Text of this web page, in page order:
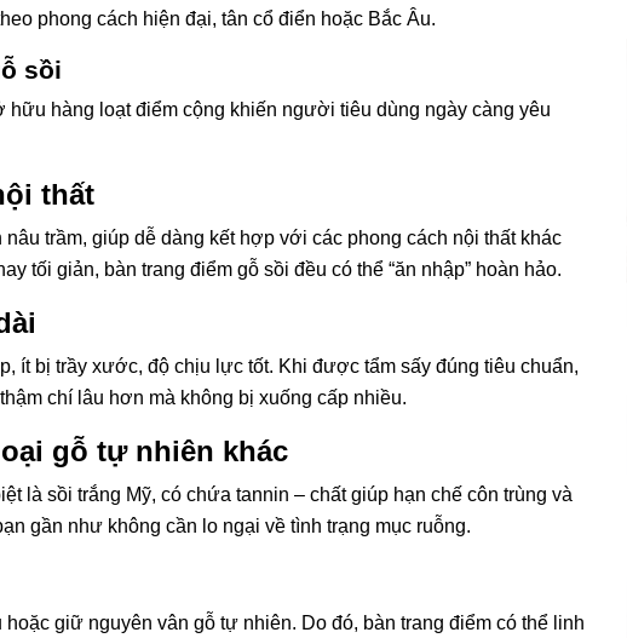
phong cách hiện đại, tân cổ điển hoặc Bắc Âu.
sồi
hàng loạt điểm cộng khiến người tiêu dùng ngày càng yêu
thất
trầm, giúp dễ dàng kết hợp với các phong cách nội thất khác
tối giản, bàn trang điểm gỗ sồi đều có thể “ăn nhập” hoàn hảo.
ít bị trầy xước, độ chịu lực tốt. Khi được tẩm sấy đúng tiêu chuẩn,
chí lâu hơn mà không bị xuống cấp nhiều.
gỗ tự nhiên khác
là sồi trắng Mỹ, có chứa tannin – chất giúp hạn chế côn trùng và
gần như không cần lo ngại về tình trạng mục ruỗng.
giữ nguyên vân gỗ tự nhiên. Do đó, bàn trang điểm có thể linh